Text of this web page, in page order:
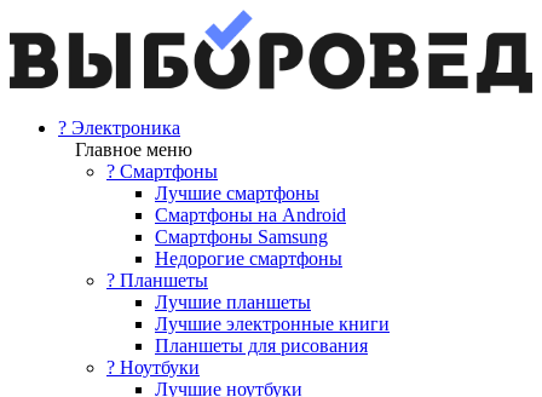
? Электроника
Главное меню
? Смартфоны
Лучшие смартфоны
Смартфоны на Android
Смартфоны Samsung
Недорогие смартфоны
? Планшеты
Лучшие планшеты
Лучшие электронные книги
Планшеты для рисования
? Ноутбуки
Лучшие ноутбуки